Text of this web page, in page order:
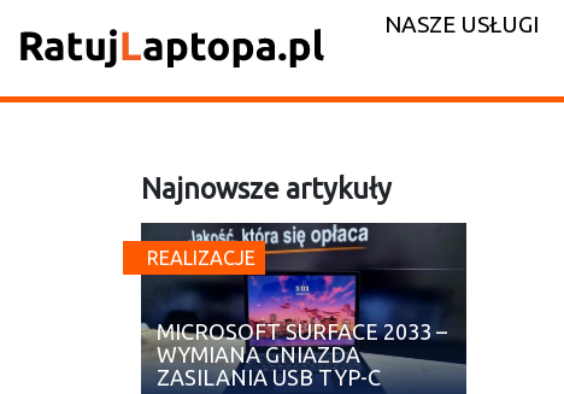
NASZE USŁUGI
Najnowsze artykuły
REALIZACJE
MICROSOFT SURFACE 2033 –
WYMIANA GNIAZDA
ZASILANIA USB TYP-C